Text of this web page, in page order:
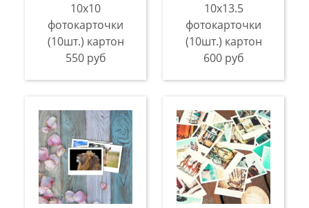
10х10
фотокарточки
(10шт.) картон
550 руб
10х13.5
фотокарточки
(10шт.) картон
600 руб